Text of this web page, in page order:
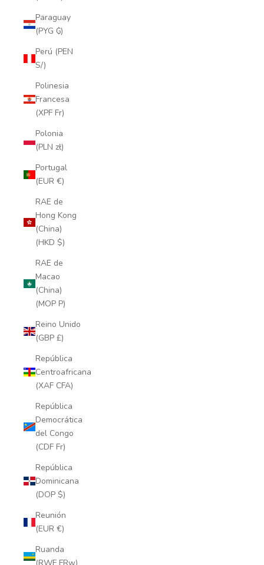
Paraguay
(PYG ₲)
Perú (PEN
S/)
Polinesia
Francesa
(XPF Fr)
Polonia
(PLN zł)
Portugal
(EUR €)
RAE de
Hong Kong
(China)
(HKD $)
RAE de
Macao
(China)
(MOP P)
Reino Unido
(GBP £)
República
Centroafricana
(XAF CFA)
República
Democrática
del Congo
(CDF Fr)
República
Dominicana
(DOP $)
Reunión
(EUR €)
Ruanda